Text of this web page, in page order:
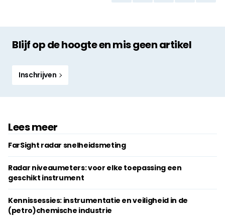
Blijf op de hoogte en mis geen artikel
Inschrijven
Lees meer
FarSight radar snelheidsmeting
Radar niveaumeters: voor elke toepassing een
geschikt ­instrument
Kennissessies: instrumentatie en veiligheid in de
(petro)chemische industrie